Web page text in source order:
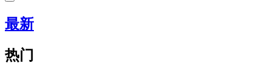
最新
热门